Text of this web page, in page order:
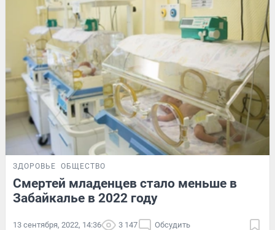
ЗДОРОВЬЕ ОБЩЕСТВО
Смертей младенцев стало меньше в
Забайкалье в 2022 году
13 сентября, 2022, 14:36 3 147 Обсудить